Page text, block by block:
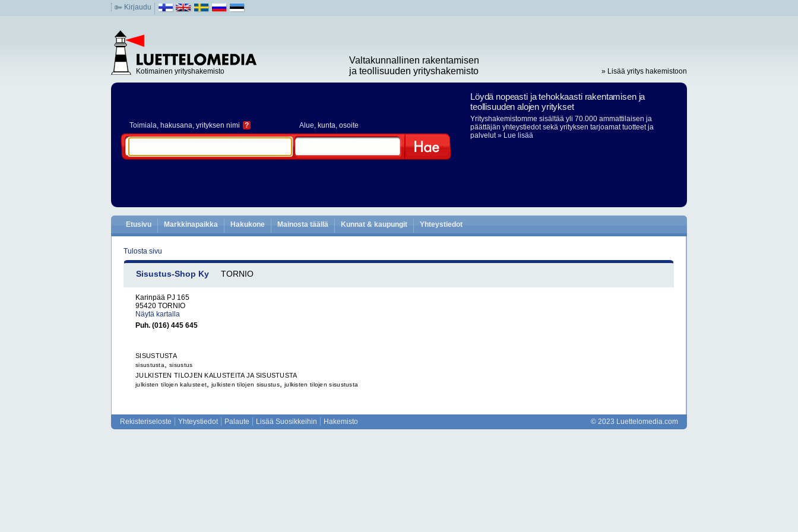
Kirjaudu
Kotimainen yrityshakemisto
Valtakunnallinen rakentamisen
ja teollisuuden yrityshakemisto
» Lisää yritys hakemistoon
Toimiala, hakusana, yrityksen nimi ? Alue, kunta, osoite
Löydä nopeasti ja tehokkaasti rakentamisen ja
teollisuuden alojen yritykset
Yrityshakemistomme sisältää yli 70.000 ammattilaisen ja
päättäjän yhteystiedot sekä yrityksen tarjoamat tuotteet ja
palvelut» Lue lisää
Etusivu Markkinapaikka Hakukone Mainosta täällä Kunnat & kaupungit Yhteystiedot
Tulosta sivu
Sisustus-Shop Ky TORNIO
Karinpää PJ 165
95420 TORNIO
Näytä kartalla
Puh. (016) 445 645
SISUSTUSTA
sisustusta sisustus
JULKISTEN TILOJEN KALUSTEITA JA SISUSTUSTA
julkisten tilojen kalusteet ,julkisten tilojen sisustus, julkisten tilojen sisustusta
Rekisteriseloste Yhteystiedot Palaute Lisää Suosikkeihin Hakemisto © 2023 Luettelomedia.com